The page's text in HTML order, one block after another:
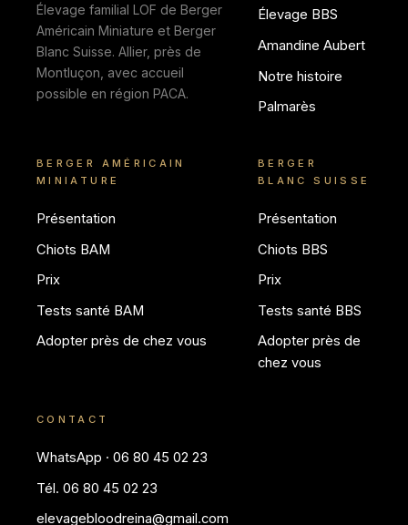
Élevage familial LOF de Berger
Américain Miniature et Berger
Blanc Suisse. Allier, près de
Montluçon, avec accueil
possible en région PACA.
Élevage BBS
Amandine Aubert
Notre histoire
Palmarès
BERGER AMÉRICAIN
MINIATURE
Présentation
Chiots BAM
Prix
Tests santé BAM
Adopter près de chez vous
BERGER
BLANC SUISSE
Présentation
Chiots BBS
Prix
Tests santé BBS
Adopter près de
chez vous
CONTACT
WhatsApp · 06 80 45 02 23
Tél. 06 80 45 02 23
elevagebloodreina@gmail.com